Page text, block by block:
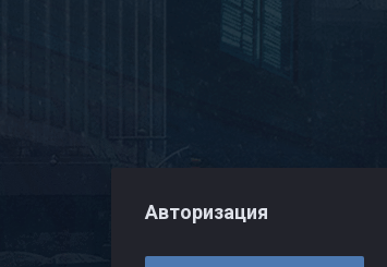
Авторизация